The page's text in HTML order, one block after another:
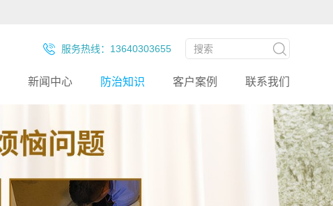
服务热线：13640303655
新闻中心 防治知识 客户案例 联系我们